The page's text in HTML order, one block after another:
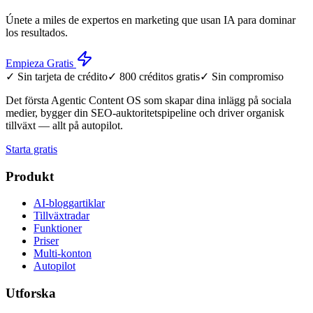
Únete a miles de expertos en marketing que usan IA para dominar
los resultados.
Empieza Gratis
✓ Sin tarjeta de crédito✓ 800 créditos gratis✓ Sin compromiso
Det första Agentic Content OS som skapar dina inlägg på sociala
medier, bygger din SEO-auktoritetspipeline och driver organisk
tillväxt — allt på autopilot.
Starta gratis
Produkt
AI-bloggartiklar
Tillväxtradar
Funktioner
Priser
Multi-konton
Autopilot
Utforska